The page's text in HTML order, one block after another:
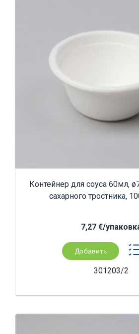
Контейнер для соуса 60мл,
сахарного тростника,
7,27 €/
Добавить
301203/2